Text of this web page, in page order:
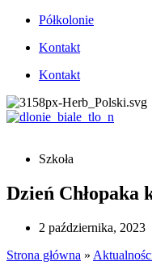
Półkolonie
Kontakt
Kontakt
Szkoła
Dzień Chłopaka
2 października, 2023
Strona główna »